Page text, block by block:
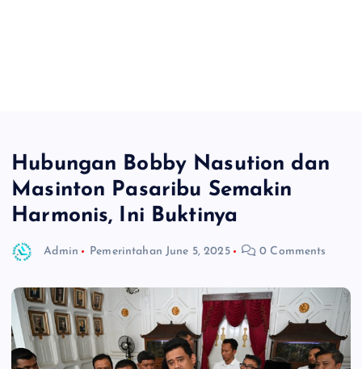
Hubungan Bobby Nasution dan
Masinton Pasaribu Semakin
Harmonis, Ini Buktinya
Admin Pemerintahan June 5, 2025 0 Comments